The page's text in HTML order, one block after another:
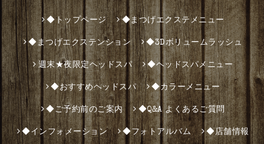
◆トップページ ◆まつげエクステメニュー
◆まつげエクステンション ◆3Dボリュームラッシュ
週末★夜限定ヘッドスパ ◆ヘッドスパメニュー
◆おすすめヘッドスパ ◆カラーメニュー
◆ご予約前のご案内 ◆Q&A よくあるご質問
◆インフォメーション ◆フォトアルバム ◆店舗情報